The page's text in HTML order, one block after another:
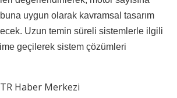
uygun olarak kavramsal tasarım
Uzun temin süreli sistemlerle ilgili
geçilerek sistem çözümleri
Haber Merkezi